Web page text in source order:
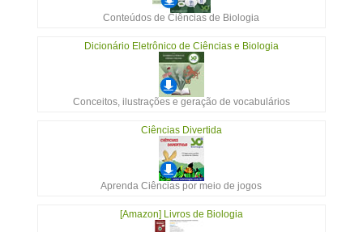
Conteúdos de Ciências de Biologia
Dicionário Eletrônico de Ciências e Biologia
Conceitos, ilustrações e geração de vocabulários
Ciências Divertida
Aprenda Ciências por meio de jogos
[Amazon] Livros de Biologia